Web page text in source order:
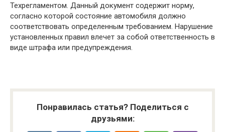
Техрегламентом. Данный документ содержит норму,
согласно которой состояние автомобиля должно
соответствовать определенным требованием. Нарушение
установленных правил влечет за собой ответственность в
виде штрафа или предупреждения.
Понравилась статья? Поделиться с
друзьями: